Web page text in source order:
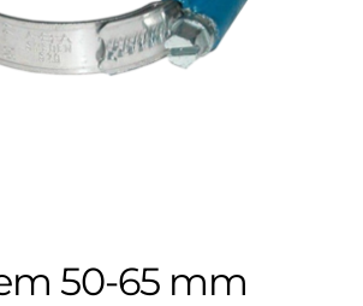
50-65 mm